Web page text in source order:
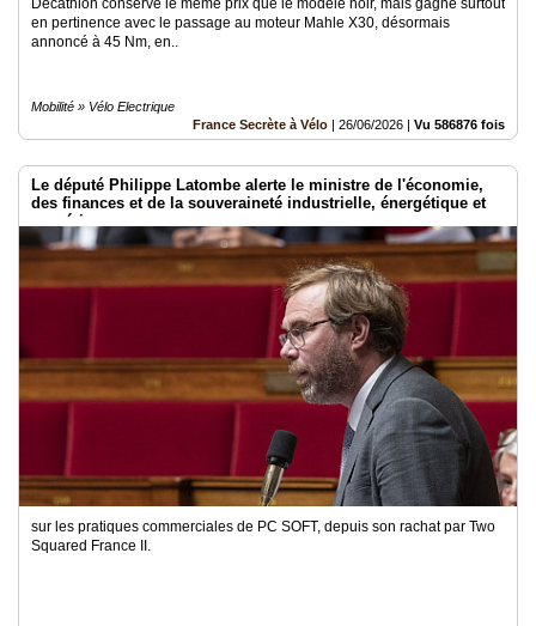
Decathlon conserve le même prix que le modèle noir, mais gagne surtout
en pertinence avec le passage au moteur Mahle X30, désormais
annoncé à 45 Nm, en..
Mobilité » Vélo Electrique
France Secrète à Vélo | 26/06/2026 | Vu 586876 fois
Le député Philippe Latombe alerte le ministre de l'économie,
des finances et de la souveraineté industrielle, énergétique et
numérique
sur les pratiques commerciales de PC SOFT, depuis son rachat par Two
Squared France II.